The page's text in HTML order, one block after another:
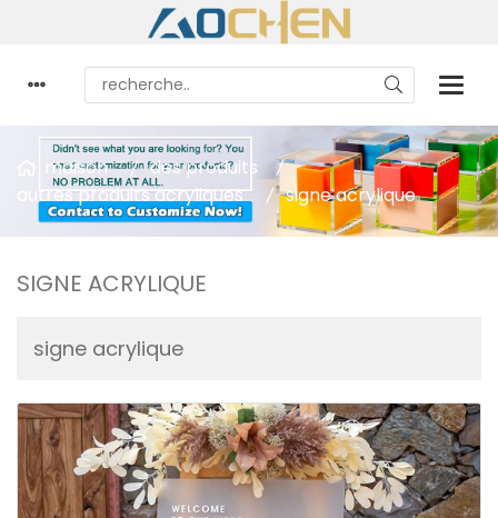
maison
des produits
autres produits acryliques
signe acrylique
SIGNE ACRYLIQUE
signe acrylique